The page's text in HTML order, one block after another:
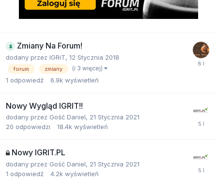
Zmiany Na Forum!
dodany przez IGRiT, 12 Stycznia 2018
forum zmiany (i 3 więcej)
1 odpowiedź 6.9k wyświetleń
Nowy Wygląd IGRIT!!
dodany przez Gość Daniel, 21 Stycznia 2021
20 odpowiedzi 18.4k wyświetleń
Nowy IGRIT.PL
dodany przez Gość Daniel, 21 Stycznia 2021
1 odpowiedź 4.2k wyświetleń